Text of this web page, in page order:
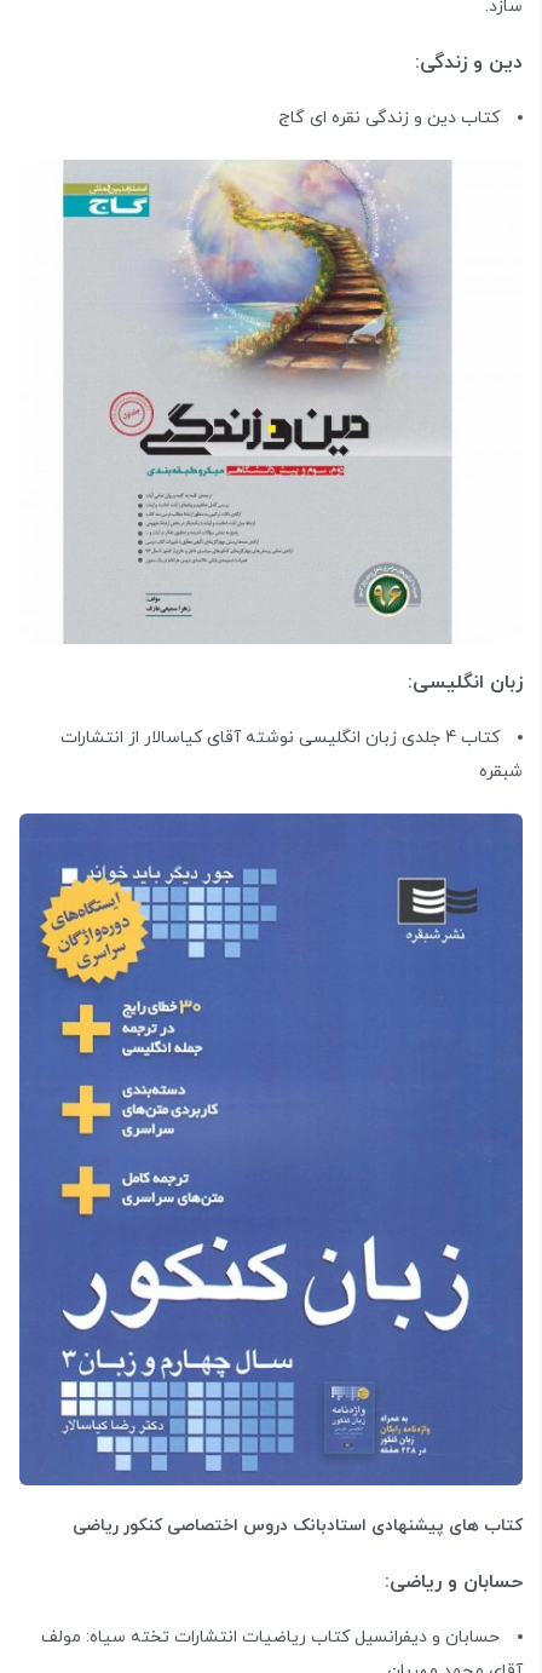
سازد.
دین و زندگی:
کتاب دین و زندگی نقره ای گاج
زبان انگلیسی:
کتاب 4 جلدی زبان انگلیسی نوشته آقای کیاسالار از انتشارات
شبقره
کتاب های پیشنهادی استادبانک دروس اختصاصی کنکور ریاضی
حسابان و ریاضی:
حسابان و دیفرانسیل کتاب ریاضیات انتشارات تخته سیاه: مولف